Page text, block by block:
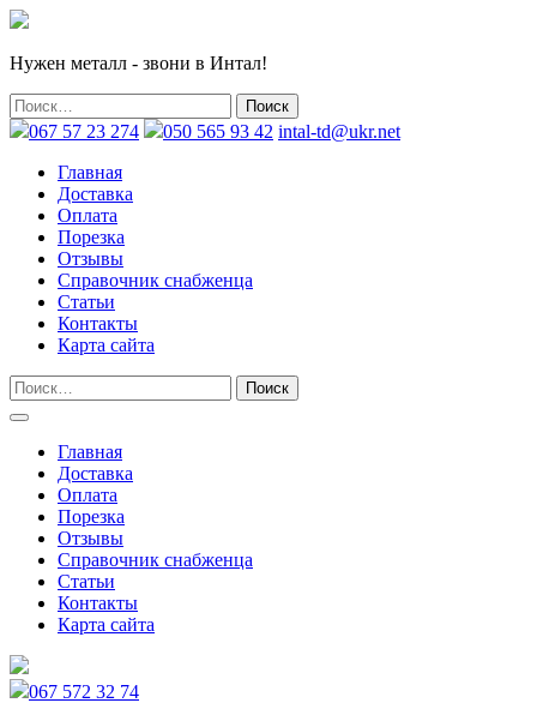
Нужен металл - звони в Интал!
067 57 23 274 050 565 93 42 intal-td@ukr.net
Главная
Доставка
Оплата
Порезка
Отзывы
Справочник снабженца
Статьи
Контакты
Карта сайта
Главная
Доставка
Оплата
Порезка
Отзывы
Справочник снабженца
Статьи
Контакты
Карта сайта
067 572 32 74